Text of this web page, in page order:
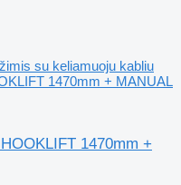
su keliamuoju kabliu
1470mm + MANUAL
1470mm +